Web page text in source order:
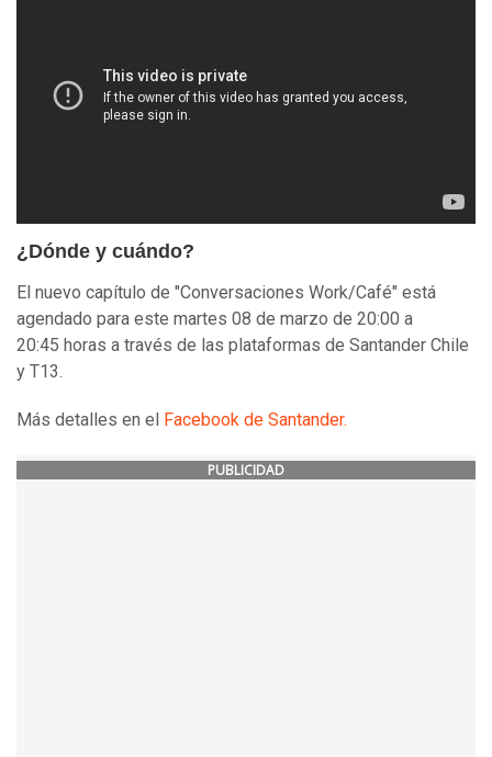
¿Dónde y cuándo?
El nuevo capítulo de "Conversaciones Work/Café" está
agendado para este martes 08 de marzo de 20:00 a
20:45 horas a través de las plataformas de Santander Chile
y T13.
Más detalles en el Facebook de Santander.
PUBLICIDAD